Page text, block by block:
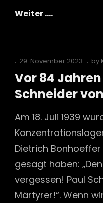
Weiter ….Friedrich
Posted
on
29. November 2023 by
Vor 84
Schneider
Am 18. Juli 1939
Dietrich
gesagt haben:
vergessen! Paul
Märtyrer!“. Wenn